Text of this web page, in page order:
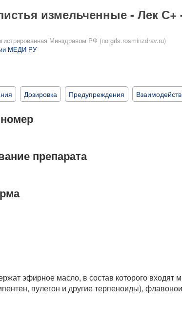
измельченные - Лек С+
Минздравом РФ (по grls.rosminzdrav.ru)
МЕДИ РУ
Дозировка Предупреждения
препарата
эфирное масло, в состав которого входят
пулегон и другие терпеноиды),